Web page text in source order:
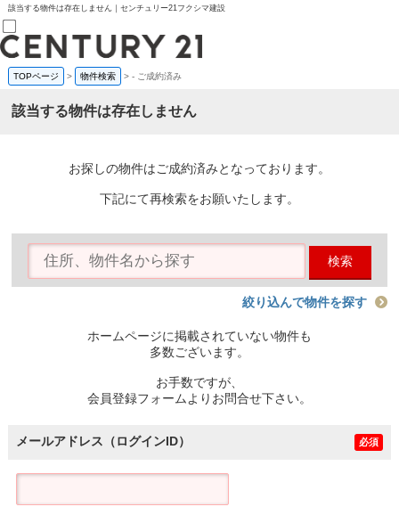
該当する物件は存在しません｜センチュリー21フクシマ建設
売買部
0120-800-844
賃貸部
会員メニュー
物件を探す
購入TOP
条件から探す
住宅ローン控除シミュレータ
TOPページ > 物件検索 >- ご成約済み
該当する物件は存在しません
お探しの物件はご成約済みとなっております。
下記にて再検索をお願いたします。
検索
絞り込んで物件を探す
ホームページに掲載されていない物件も
多数ございます。
お手数ですが、
会員登録フォームよりお問合せ下さい。
メールアドレス（ログインID） 必須